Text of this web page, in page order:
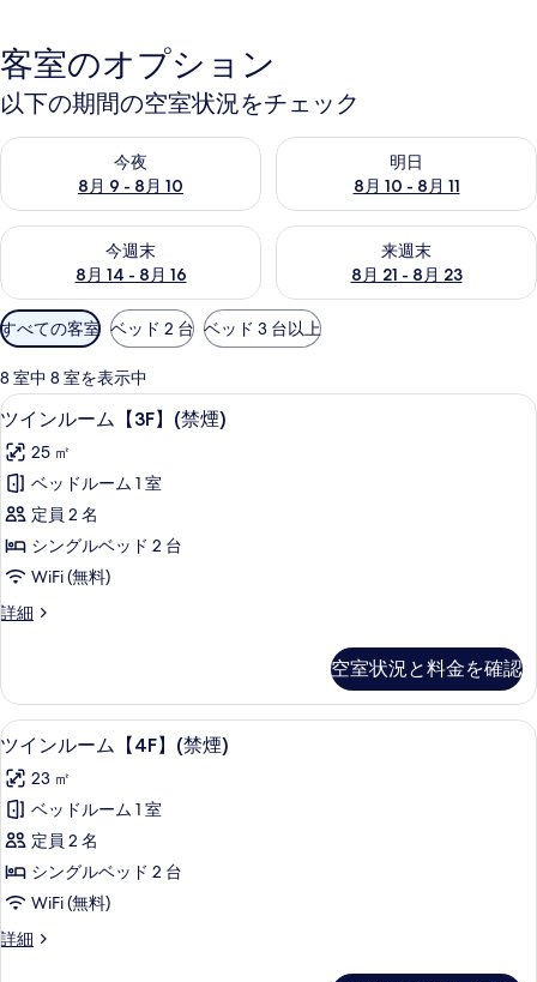
客室のオプション
以下の期間の空室状況をチェック
今夜
8月 9 - 8月 10
今夜 8月 9 - 8月 10 の空室状況をチェック
明日
8月 10 - 8月 11
明日 8月 10 - 8月 11 の空室状
今週末
8月 14 - 8月 16
今週末 8月 14 - 8月 16 の空室状況をチェック
来週末
8月 21 - 8月 23
来週末 8月 21 - 8月 23 の空室
利
用
可
能
な
客
室
の
り
込
み
すべての客室 ベッド 2 台 ベッド 3 台以上
8 室中 8 室を表示中
ツ
イ
ン
ル
ー
ム
(禁
の
す
べ
て
の
写
真
を
表
3
ツインルーム【3F】(禁煙)
25 ㎡
ベッドルーム 1 室
定員 2 名
シングルベッド 2 台
WiFi (無料)
詳細
ツ
ー
ム
【3F】
煙)
の
詳
細
空室状況と料金を確認
ツ
イ
ン
ル
ー
ム
【4F】
(禁
3
ツインルーム【4F】(禁煙)
23 ㎡
ベッドルーム 1 室
定員 2 名
シングルベッド 2 台
WiFi (無料)
詳細
ツ